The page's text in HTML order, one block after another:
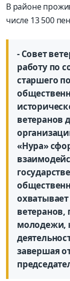
В районе
числе 13 500
- Совет
работу по
старшего
ветеранов
«Нура»
ветеранов,
молодежи,
завершая